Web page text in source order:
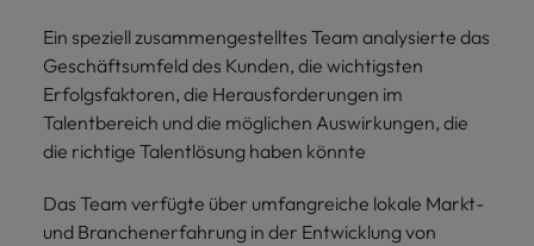
Ein speziell zusammengestelltes Team analysierte das
Geschäftsumfeld des Kunden, die wichtigsten
Erfolgsfaktoren, die Herausforderungen im
Talentbereich und die möglichen Auswirkungen, die
die richtige Talentlösung haben könnte
Das Team verfügte über umfangreiche lokale Markt-
und Branchenerfahrung in der Entwicklung von